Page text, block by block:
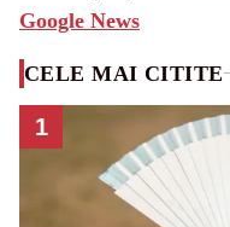
Google News
CELE MAI CITITE
1